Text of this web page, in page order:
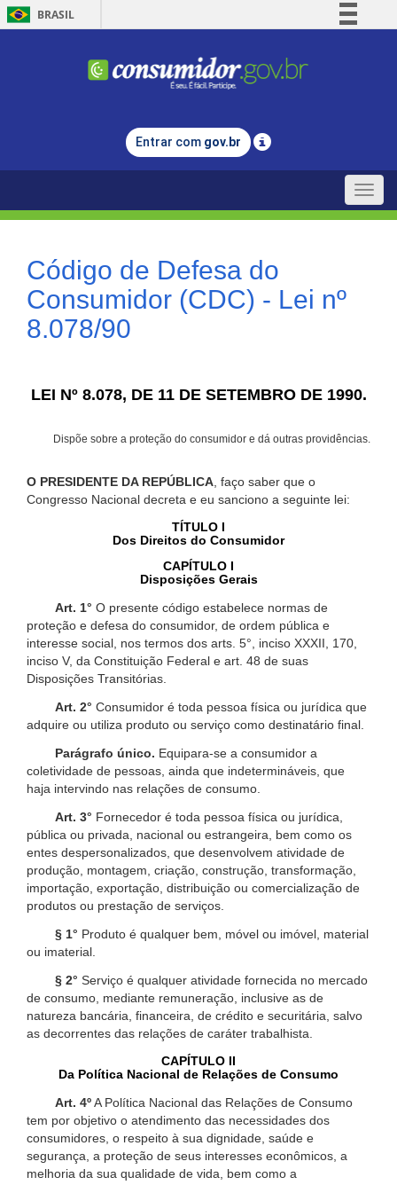
BRASIL
Comunica BR
Legislação
Entrar com gov.br
Toggle
Código de Defesa do
Consumidor (CDC) - Lei nº
8.078/90
LEI Nº 8.078, DE 11 DE SETEMBRO DE 1990.
Dispõe sobre a proteção do consumidor e dá outras providências.
O PRESIDENTE DA REPÚBLICA , faço saber que o
Congresso Nacional decreta e eu sanciono a seguinte lei:
TÍTULO I
Dos Direitos do Consumidor
CAPÍTULO I
Disposições Gerais
Art. 1° O presente código estabelece normas de
proteção e defesa do consumidor, de ordem pública e
interesse social, nos termos dos arts. 5°, inciso XXXII, 170,
inciso V, da Constituição Federal e art. 48 de suas
Disposições Transitórias.
Art. 2° Consumidor é toda pessoa física ou jurídica que
adquire ou utiliza produto ou serviço como destinatário final.
Parágrafo único. Equipara-se a consumidor a
coletividade de pessoas, ainda que indetermináveis, que
haja intervindo nas relações de consumo.
Art. 3° Fornecedor é toda pessoa física ou jurídica,
pública ou privada, nacional ou estrangeira, bem como os
entes despersonalizados, que desenvolvem atividade de
produção, montagem, criação, construção, transformação,
importação, exportação, distribuição ou comercialização de
produtos ou prestação de serviços.
§ 1° Produto é qualquer bem, móvel ou imóvel, material
ou imaterial.
§ 2° Serviço é qualquer atividade fornecida no mercado
de consumo, mediante remuneração, inclusive as de
natureza bancária, financeira, de crédito e securitária, salvo
as decorrentes das relações de caráter trabalhista.
CAPÍTULO II
Da Política Nacional de Relações de Consumo
Art. 4ºA Política Nacional das Relações de Consumo
tem por objetivo o atendimento das necessidades dos
consumidores, o respeito à sua dignidade, saúde e
segurança, a proteção de seus interesses econômicos, a
melhoria da sua qualidade de vida, bem como a